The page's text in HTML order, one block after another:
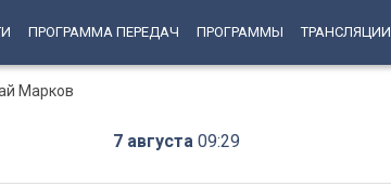
ПРОГРАММА ПЕРЕДАЧ ПРОГРАММЫ ТРАНСЛЯЦИИ
Марков
7 августа 09:29